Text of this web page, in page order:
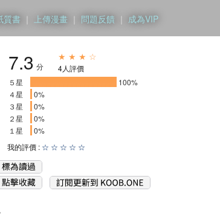
質書 ｜ 上傳漫畫 ｜ 問題反饋 ｜ 成為VIP
7.3 分
★ ★ ★ ☆
4人評價
５星
100%
４星
0%
３星
0%
２星
0%
１星
0%
我的評價 : ☆ ☆ ☆ ☆ ☆